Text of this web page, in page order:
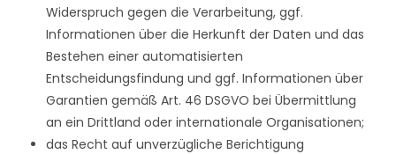
Widerspruch gegen die Verarbeitung, ggf.
Informationen über die Herkunft der Daten und das
Bestehen einer automatisierten
Entscheidungsfindung und ggf. Informationen über
Garantien gemäß Art. 46 DSGVO bei Übermittlung
an ein Drittland oder internationale Organisationen;
das Recht auf unverzügliche Berichtigung